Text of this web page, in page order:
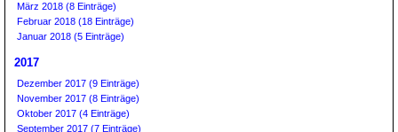
März 2018 (8 Einträge)
Februar 2018 (18 Einträge)
Januar 2018 (5 Einträge)
2017
Dezember 2017 (9 Einträge)
November 2017 (8 Einträge)
Oktober 2017 (4 Einträge)
September 2017 (7 Einträge)